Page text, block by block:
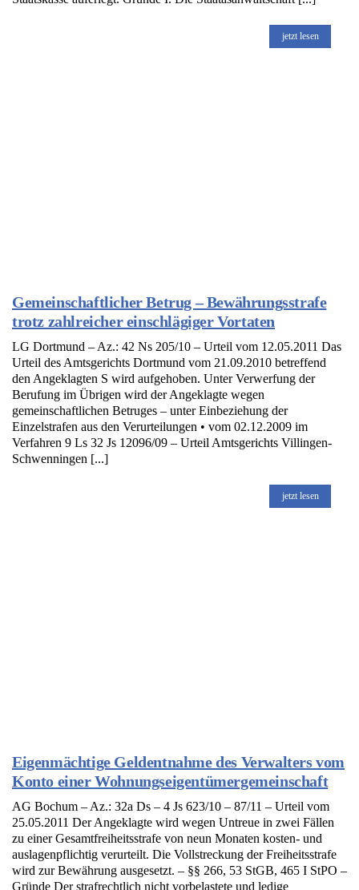
jetzt lesen
Gemeinschaftlicher Betrug – Bewährungsstrafe
trotz zahlreicher einschlägiger Vortaten
LG Dortmund – Az.: 42 Ns 205/10 – Urteil vom 12.05.2011 Das
Urteil des Amtsgerichts Dortmund vom 21.09.2010 betreffend
den Angeklagten S wird aufgehoben. Unter Verwerfung der
Berufung im Übrigen wird der Angeklagte wegen
gemeinschaftlichen Betruges – unter Einbeziehung der
Einzelstrafen aus den Verurteilungen • vom 02.12.2009 im
Verfahren 9 Ls 32 Js 12096/09 – Urteil Amtsgerichts Villingen-
Schwenningen [...]
jetzt lesen
Eigenmächtige Geldentnahme des Verwalters vom
Konto einer Wohnungseigentümergemeinschaft
AG Bochum – Az.: 32a Ds – 4 Js 623/10 – 87/11 – Urteil vom
25.05.2011 Der Angeklagte wird wegen Untreue in zwei Fällen
zu einer Gesamtfreiheitsstrafe von neun Monaten kosten- und
auslagenpflichtig verurteilt. Die Vollstreckung der Freiheitsstrafe
wird zur Bewährung ausgesetzt. – §§ 266, 53 StGB, 465 I StPO –
Gründe Der strafrechtlich nicht vorbelastete und ledige